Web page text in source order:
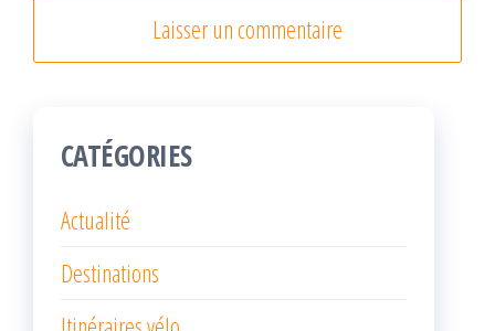
CATÉGORIES
Actualité
Destinations